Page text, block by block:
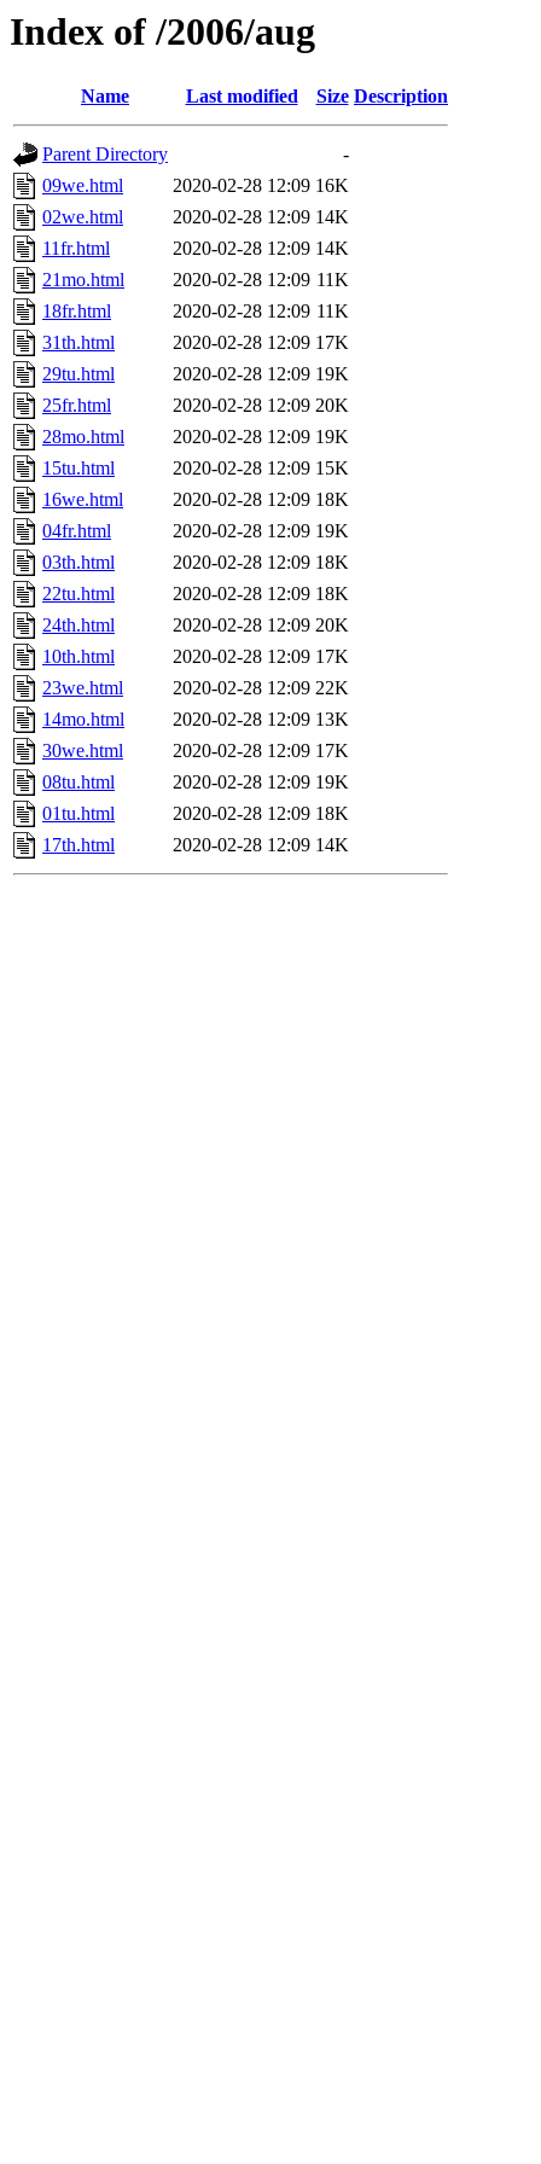
Index of /2006/aug
Name Last modified Size Description
Parent Directory
-
09we.html
2020-02-28 12:09 16K
02we.html
2020-02-28 12:09 14K
11fr.html
2020-02-28 12:09 14K
21mo.html
2020-02-28 12:09 11K
18fr.html
2020-02-28 12:09 11K
31th.html
2020-02-28 12:09 17K
29tu.html
2020-02-28 12:09 19K
25fr.html
2020-02-28 12:09 20K
28mo.html
2020-02-28 12:09 19K
15tu.html
2020-02-28 12:09 15K
16we.html
2020-02-28 12:09 18K
04fr.html
2020-02-28 12:09 19K
03th.html
2020-02-28 12:09 18K
22tu.html
2020-02-28 12:09 18K
24th.html
2020-02-28 12:09 20K
10th.html
2020-02-28 12:09 17K
23we.html
2020-02-28 12:09 22K
14mo.html
2020-02-28 12:09 13K
30we.html
2020-02-28 12:09 17K
08tu.html
2020-02-28 12:09 19K
01tu.html
2020-02-28 12:09 18K
17th.html
2020-02-28 12:09 14K